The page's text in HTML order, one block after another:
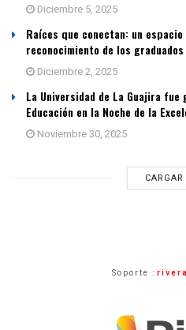
Diciembre 5, 2025
Raíces que conectan: un
reconocimiento de los
Diciembre 2, 2025
La Universidad de La Guajira
Educación en la Noche de la
Noviembre 30, 2025
Soporte :